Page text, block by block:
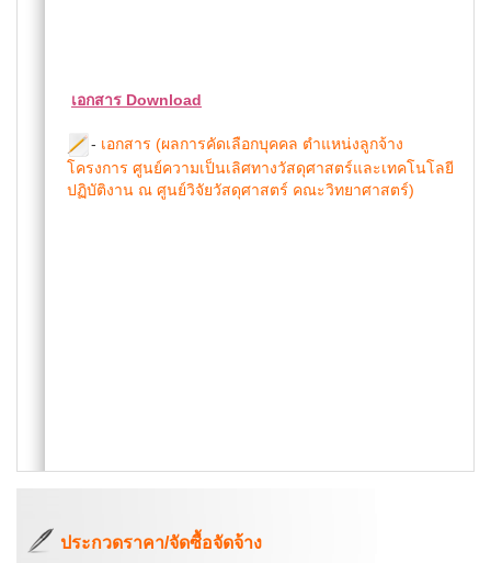
เอกสาร Download
- เอกสาร (ผลการคัดเลือกบุคคล ตำแหน่งลูกจ้าง
โครงการ ศูนย์ความเป็นเลิศทางวัสดุศาสตร์และเทคโนโลยี
ปฏิบัติงาน ณ ศูนย์วิจัยวัสดุศาสตร์ คณะวิทยาศาสตร์)
ประกวดราคา/จัดซื้อจัดจ้าง